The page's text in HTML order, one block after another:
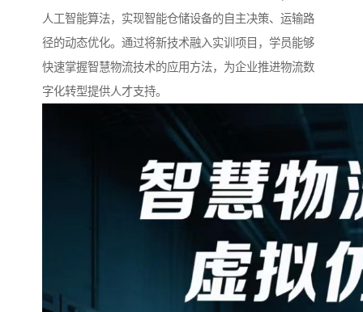
人工智能算法，实现智能仓储设备的自主决策、运输路
径的动态优化。通过将新技术融入实训项目，学员能够
快速掌握智慧物流技术的应用方法，为企业推进物流数
字化转型提供人才支持。